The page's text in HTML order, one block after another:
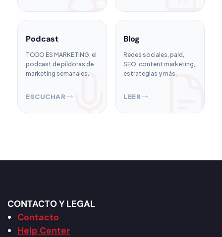
Podcast
TODO ES MARKETING, el
podcast de píldoras de
marketing semanales.
ESCUCHAR
Blog
Redes sociales, paid,
SEO, content marketing,
estrategias y más.
LEER
CONTACTO Y LEGAL
Contacto
Help Center